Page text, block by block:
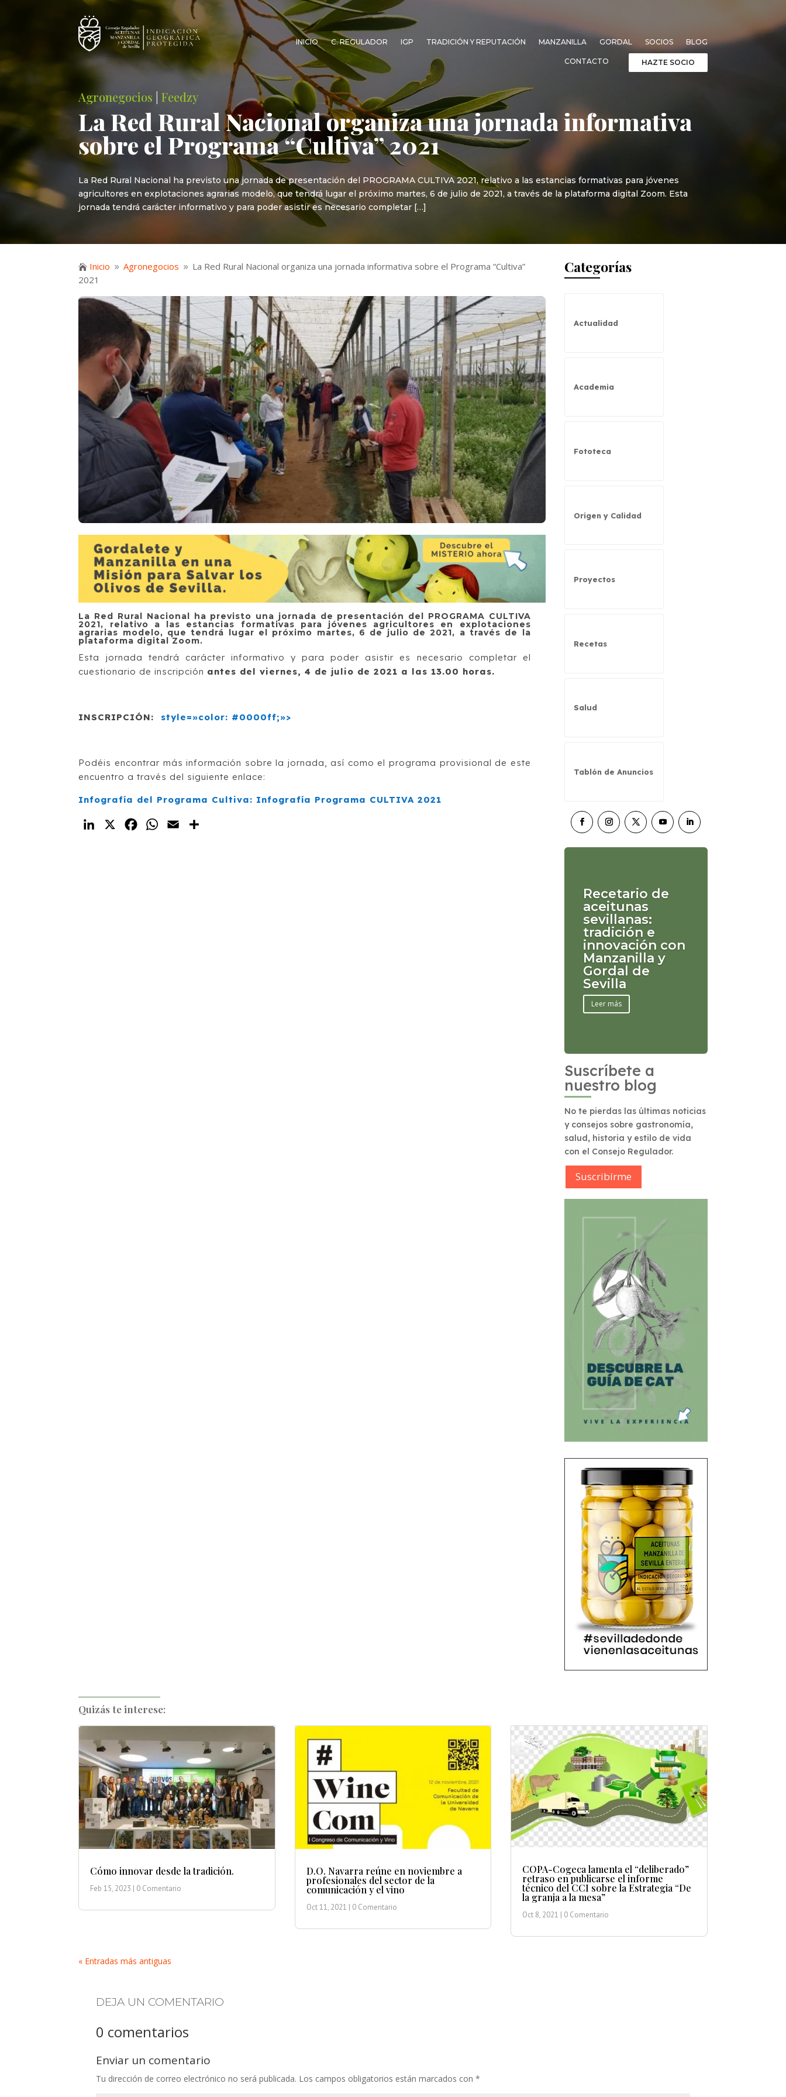
INICIO C. REGULADOR IGP TRADICIÓN Y REPUTACIÓN MANZANILLA GORDAL SOCIOS BLOG
CONTACTO HAZTE SOCIO
Agronegocios |Feedzy
La Red Rural Nacional organiza una jornada informativa
sobre el Programa “Cultiva” 2021
La Red Rural Nacional ha previsto una jornada de presentación del PROGRAMA CULTIVA 2021, relativo a las estancias formativas para jóvenes
agricultores en explotaciones agrarias modelo, que tendrá lugar el próximo martes, 6 de julio de 2021, a través de la plataforma digital Zoom. Esta
jornada tendrá carácter informativo y para poder asistir es necesario completar […]
 Inicio 9 Agronegocios 9 La Red Rural Nacional organiza una jornada informativa sobre el Programa “Cultiva”
2021
La Red Rural Nacional ha previsto una jornada de presentación del PROGRAMA CULTIVA
2021, relativo a las estancias formativas para jóvenes agricultores en explotaciones
agrarias modelo, que tendrá lugar el próximo martes, 6 de julio de 2021, a través de la
plataforma digital Zoom.
Esta jornada tendrá carácter informativo y para poder asistir es necesario completar el
cuestionario de inscripción antes del viernes, 4 de julio de 2021 a las 13.00 horas.
INSCRIPCIÓN: style=»color: #0000ff;»>
Podéis encontrar más información sobre la jornada, así como el programa provisional de este
encuentro a través del siguiente enlace:
Infografía del Programa Cultiva: Infografía Programa CULTIVA 2021
LinkedIn
X FacebookWhatsApp
Email
Categorías
Actualidad
Academia
Fototeca
Origen y Calidad
Proyectos
Recetas
Salud
Tablón de Anuncios
Recetario de
aceitunas
sevillanas:
tradición e
innovación con
Manzanilla y
Gordal de
Sevilla
Leer más
Suscríbete a
nuestro blog
No te pierdas las últimas noticias
y consejos sobre gastronomía,
salud, historia y estilo de vida
con el Consejo Regulador.
Suscribírme
Quizás te interese:
Cómo innovar desde la tradición.
Feb 15, 2023 | 0 Comentario
D.O. Navarra reúne en noviembre a
profesionales del sector de la
comunicación y el vino
Oct 11, 2021 | 0 Comentario
COPA-Cogeca lamenta el “deliberado”
retraso en publicarse el informe
técnico del CCI sobre la Estrategia “De
la granja a la mesa”
Oct 8, 2021 | 0 Comentario
« Entradas más antiguas
DEJA UN COMENTARIO
0 comentarios
Enviar un comentario
Tu dirección de correo electrónico no será publicada. Los campos obligatorios están marcados con*